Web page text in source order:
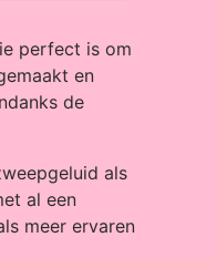
perfect is om
en
de
als
al een
meer ervaren